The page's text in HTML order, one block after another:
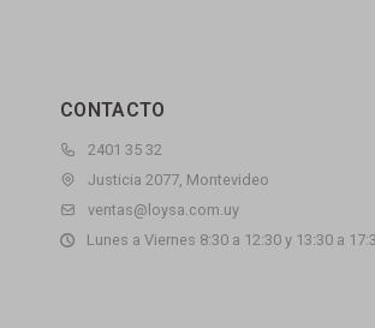
CONTACTO
2401 35 32
Justicia 2077, Montevideo
ventas@loysa.com.uy
Lunes a Viernes 8:30 a 12:30 y 13:30 a